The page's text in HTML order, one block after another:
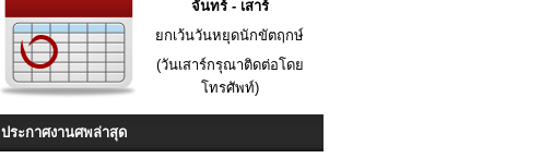
จันทร์ - เสาร์
ยกเว้นวันหยุดนักขัตฤกษ์
(วันเสาร์กรุณาติดต่อโดย
โทรศัพท์)
ประกาศงานศพล่าสุด